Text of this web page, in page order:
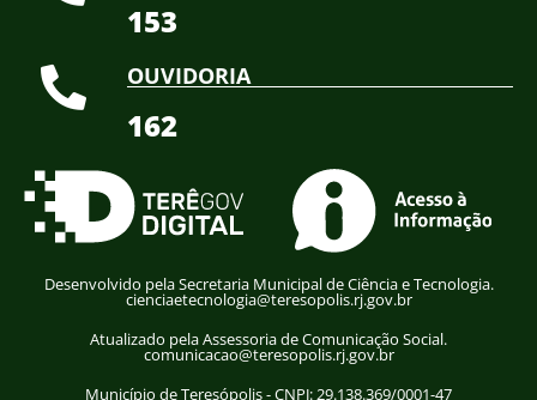
153
OUVIDORIA
162
Desenvolvido pela Secretaria Municipal de Ciência e Tecnologia.
cienciaetecnologia@teresopolis.rj.gov.br
Atualizado pela Assessoria de Comunicação Social.
comunicacao@teresopolis.rj.gov.br
Município de Teresópolis - CNPJ: 29.138.369/0001-47